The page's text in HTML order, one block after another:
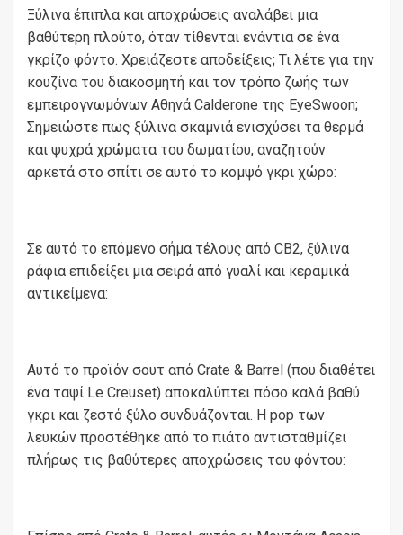
Ξύλινα έπιπλα και αποχρώσεις αναλάβει μια
βαθύτερη πλούτο, όταν τίθενται ενάντια σε ένα
γκρίζο φόντο. Χρειάζεστε αποδείξεις; Τι λέτε για την
κουζίνα του διακοσμητή και τον τρόπο ζωής των
εμπειρογνωμόνων Αθηνά Calderone της EyeSwoon;
Σημειώστε πως ξύλινα σκαμνιά ενισχύσει τα θερμά
και ψυχρά χρώματα του δωματίου, αναζητούν
αρκετά στο σπίτι σε αυτό το κομψό γκρι χώρο:
Σε αυτό το επόμενο σήμα τέλους από CB2, ξύλινα
ράφια επιδείξει μια σειρά από γυαλί και κεραμικά
αντικείμενα:
Αυτό το προϊόν σουτ από Crate & Barrel (που διαθέτει
ένα ταψί Le Creuset) αποκαλύπτει πόσο καλά βαθύ
γκρι και ζεστό ξύλο συνδυάζονται. Η pop των
λευκών προστέθηκε από το πιάτο αντισταθμίζει
πλήρως τις βαθύτερες αποχρώσεις του φόντου: